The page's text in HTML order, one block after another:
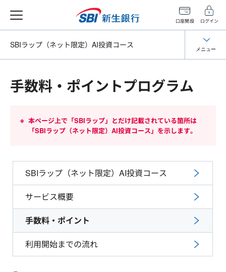
口座開設 ログイン
手数料・ポイントプログラム
本ページ上で「SBIラップ」とだけ記載されている箇所は
「SBIラップ（ネット限定）AI投資コース」を示します。
SBIラップ（ネット限定）AI投資コース
サービス概要
手数料・ポイント
利用開始までの流れ
SBIラップ（ネット限定）AI投資コース メニュー